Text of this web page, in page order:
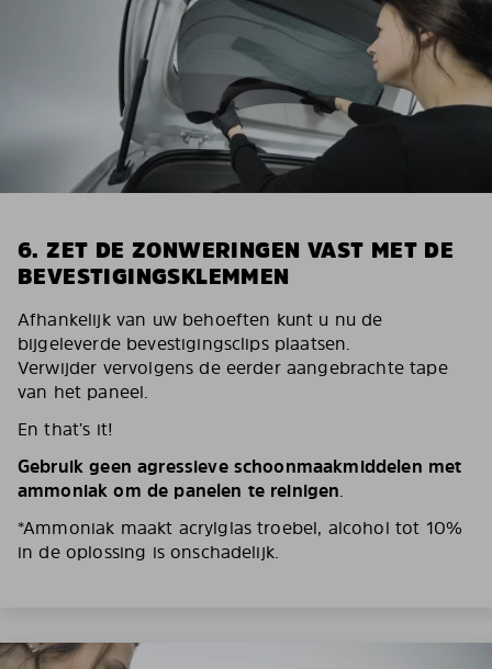
6. ZET DE ZONWERINGEN VAST MET DE
BEVESTIGINGSKLEMMEN
Afhankelijk van uw behoeften kunt u nu de
bijgeleverde bevestigingsclips plaatsen.
Verwijder vervolgens de eerder aangebrachte tape
van het paneel.
En that’s it!
Gebruik geen agressieve schoonmaakmiddelen met
ammoniak om de panelen te reinigen.
*Ammoniak maakt acrylglas troebel, alcohol tot 10%
in de oplossing is onschadelijk.